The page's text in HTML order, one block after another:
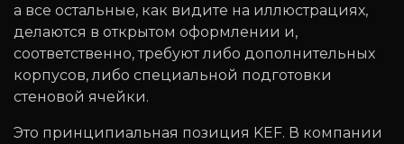
а все остальные, как видите на иллюстрациях,
делаются в открытом оформлении и,
соответственно, требуют либо дополнительных
корпусов, либо специальной подготовки
стеновой ячейки.
Это принципиальная позиция KEF. В компании